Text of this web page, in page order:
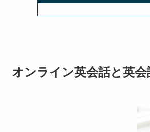
オンライン英会話と英